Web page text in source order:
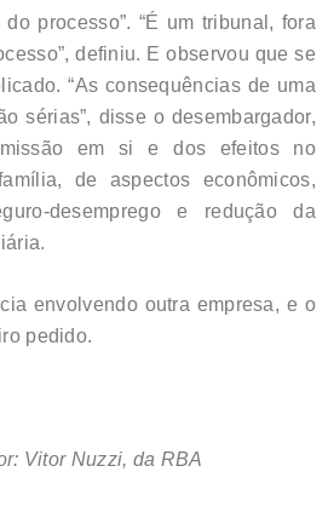
processo”. “É um tribunal, fora
definiu. E observou que se
“As consequências de uma
sérias”, disse o desembargador,
em si e dos efeitos no
de aspectos econômicos,
desemprego e redução da
envolvendo outra empresa, e o
pedido.
Vitor Nuzzi, da RBA